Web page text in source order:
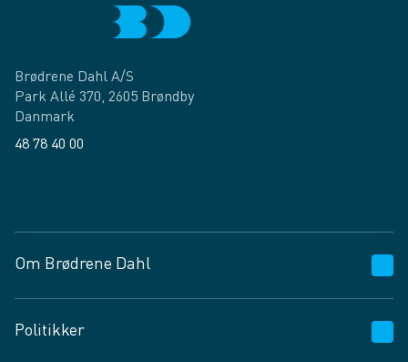
Brødrene Dahl A/S
Park Allé 370, 2605 Brøndby
Danmark
48 78 40 00
Om Brødrene Dahl
Vagttelefon 30 10 89 89
Politikker